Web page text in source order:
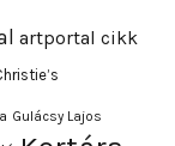
artportal cikk
Gulácsy Lajos